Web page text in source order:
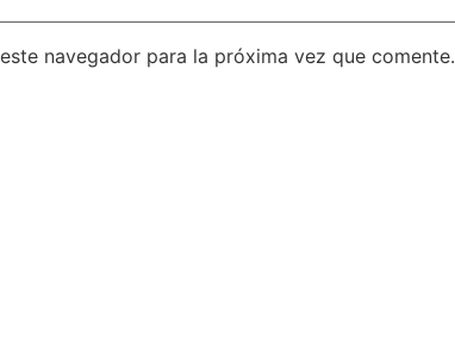
navegador para la próxima vez que comente.